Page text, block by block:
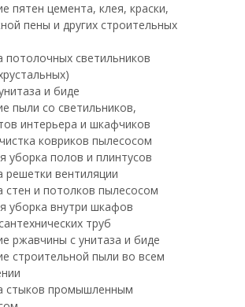
пятен цемента, клея, краски,
пены и других строительных
потолочных светильников
и биде
пыли со светильников,
интерьера и шкафчиков
ковриков пылесосом
уборка полов и плинтусов
решетки вентиляции
стен и потолков пылесосом
уборка внутри шкафов
труб
ржавчины с унитаза и биде
строительной пыли во всем
стыков промышленным